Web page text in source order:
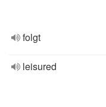
folgt
leisured